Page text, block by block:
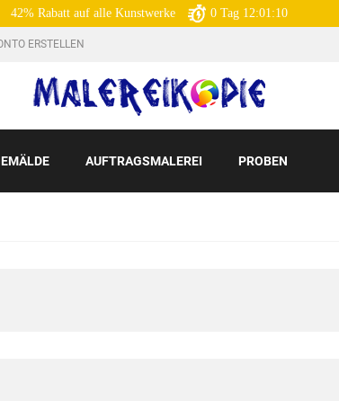
42% Rabatt auf alle Kunstwerke 0 Tag 12:01:08
ERSTELLEN
AUFTRAGSMALEREI PROBEN